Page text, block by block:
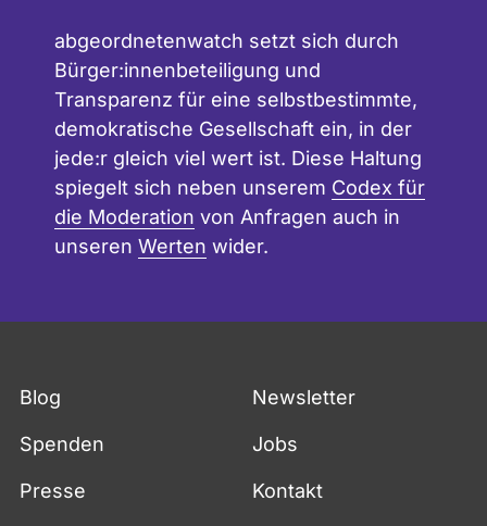
abgeordnetenwatch setzt sich durch
Bürger:innenbeteiligung und
Transparenz für eine selbstbestimmte,
demokratische Gesellschaft ein, in der
jede:r gleich viel wert ist. Diese Haltung
spiegelt sich neben unserem Codex für
die Moderation von Anfragen auch in
unseren Werten wider.
Blog Newsletter
Spenden Jobs
Presse Kontakt